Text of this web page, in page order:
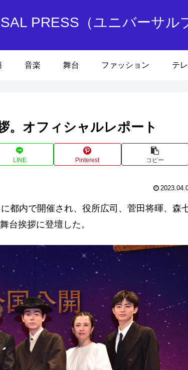
PRESS（ユニバーサル
音楽 舞台 ファッション テ
。オフィシャルレポート
LINE Pinterest コピー
都内で開催され、役所広司、菅田将暉、森
台挨拶に登壇した。